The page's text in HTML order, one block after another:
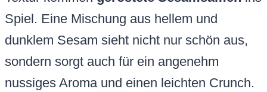
Spiel. Eine Mischung aus hellem und
dunklem Sesam sieht nicht nur schön aus,
sondern sorgt auch für ein angenehm
nussiges Aroma und einen leichten Crunch.